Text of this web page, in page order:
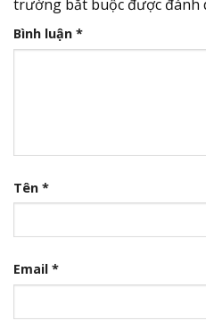
trường bắt buộc được đánh
Bình luận *
Tên *
Email *